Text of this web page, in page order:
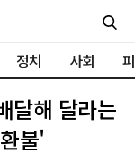
정치 사회
달해 달라는
불'